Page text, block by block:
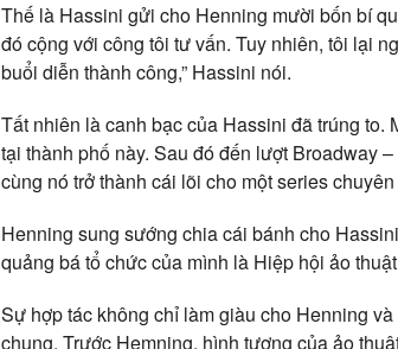
Thế là Hassini gửi cho Henning mười bốn bí
đó cộng với công tôi tư vấn. Tuy nhiên, tôi lại
buổi diễn thành công,” Hassini nói.
Tất nhiên là canh bạc của Hassini đã trúng to.
tại thành phố này. Sau đó đến lượt Broadway
cùng nó trở thành cái lõi cho một series
Henning sung sướng chia cái bánh cho
quảng bá tổ chức của mình là Hiệp hội ảo
Sự hợp tác không chỉ làm giàu cho Henning
chung. Trước Hemning, hình tượng của ảo